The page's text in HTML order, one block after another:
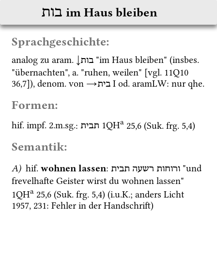
בות im Haus bleiben
Sprachgeschichte:
analog zu aram. בות "im Haus bleiben" (insbes.
"übernachten", a. "ruhen, weilen" [vgl. 11Q10
36,7]), denom. von →בית ‎ I od. aramLW: nur qhe.
Formen:
hif. impf. 2.m.sg.: תבית 1QHa 25,6 (Suk. frg. 5,4)
Semantik:
A) hif. wohnen lassen: ורוחות רשעה תבית
"und
1QHa 25,6 (Suk. frg. 5,4) (i.u.K.; anders Licht
1957, 231: Fehler in der Handschrift)